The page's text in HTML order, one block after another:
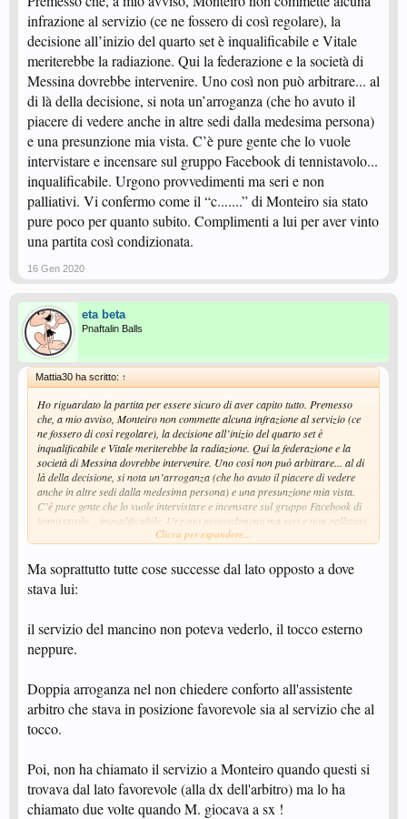
infrazione al servizio (ce ne fossero di così regolare), la
decisione all’inizio del quarto set è inqualificabile e Vitale
meriterebbe la radiazione. Qui la federazione e la società di
Messina dovrebbe intervenire. Uno così non può arbitrare... al
di là della decisione, si nota un’arroganza (che ho avuto il
piacere di vedere anche in altre sedi dalla medesima persona)
e una presunzione mia vista. C’è pure gente che lo vuole
intervistare e incensare sul gruppo Facebook di tennistavolo...
inqualificabile. Urgono provvedimenti ma seri e non
palliativi. Vi confermo come il “c.......” di Monteiro sia stato
pure poco per quanto subito. Complimenti a lui per aver vinto
una partita così condizionata.
16 Gen 2020
eta beta
Pnaftalin Balls
Mattia30 ha scritto: ↑
Ho riguardato la partita per essere sicuro di aver capito tutto. Premesso
che, a mio avviso, Monteiro non commette alcuna infrazione al servizio (ce
ne fossero di così regolare), la decisione all’inizio del quarto set è
inqualificabile e Vitale meriterebbe la radiazione. Qui la federazione e la
società di Messina dovrebbe intervenire. Uno così non può arbitrare... al di
là della decisione, si nota un’arroganza (che ho avuto il piacere di vedere
anche in altre sedi dalla medesima persona) e una presunzione mia vista.
C’è pure gente che lo vuole intervistare e incensare sul gruppo Facebook di
tennistavolo... inqualificabile. Urgono provvedimenti ma seri e non palliativi.
Vi confermo come il “c.......” di Monteiro sia stato pure poco per quanto
Clicca per espandere...
Ma soprattutto tutte cose successe dal lato opposto a dove
stava lui:
il servizio del mancino non poteva vederlo, il tocco esterno
neppure.
Doppia arroganza nel non chiedere conforto all'assistente
arbitro che stava in posizione favorevole sia al servizio che al
tocco.
Poi, non ha chiamato il servizio a Monteiro quando questi si
trovava dal lato favorevole (alla dx dell'arbitro) ma lo ha
chiamato due volte quando M. giocava a sx !